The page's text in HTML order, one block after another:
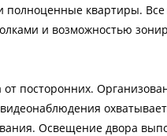
полноценные квартиры.
и возможностью
посторонних.
Освещение двора